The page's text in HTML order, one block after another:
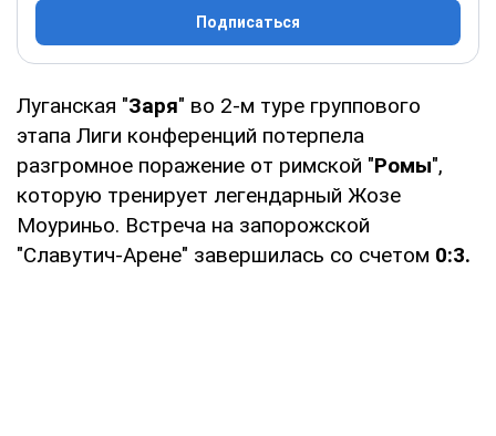
Подписаться
Луганская "Заря" во 2-м туре группового
этапа Лиги конференций потерпела
разгромное поражение от римской "Ромы",
которую тренирует легендарный Жозе
Моуриньо. Встреча на запорожской
"Славутич-Арене" завершилась со счетом 0:3.